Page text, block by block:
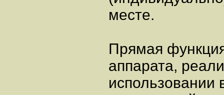
месте.
Прямая
аппарата,
использовании